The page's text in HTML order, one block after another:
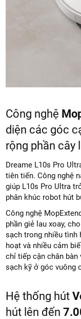
Công nghệ
diện các góc
rộng phần cây
Dreame L10s Pro
tiên tiến. Công nghệ
giúp L10s Pro Ultra
phân khúc robot hút
Công nghệ
phần giẻ lau xoay,
sạch trong nhiều tình
hoạt và nhiều cảm
chỉ tiếp cận chân bàn
sạch kỹ ở góc vuông
Hệ thống hút
hút lên đến